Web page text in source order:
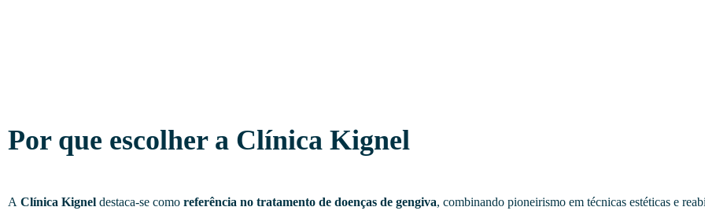
Por que escolher a Clínica Kignel
A Clínica Kignel destaca-se como referência no tratamento de doenças de gengiva, combinando pioneirismo em técnicas estéticas e